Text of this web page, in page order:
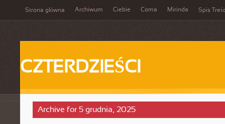
Strona główna Archiwum Ciebie Coma Mirinda Spis
CZTERDZIEŚCI
Archive for 5 grudnia, 2025